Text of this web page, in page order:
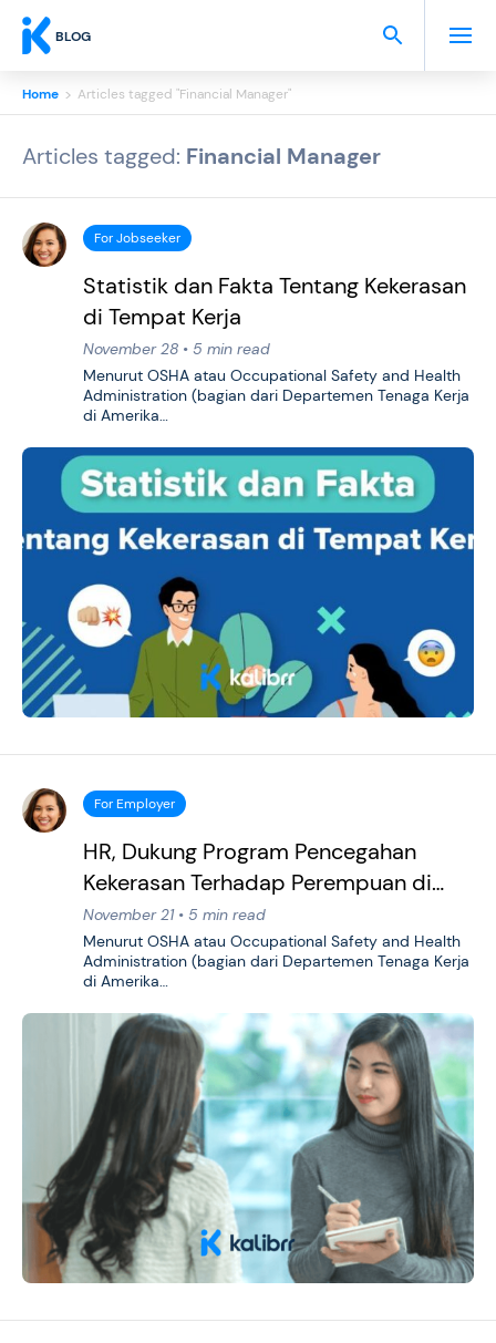
BLOG
Home > Articles tagged "Financial Manager"
Articles tagged: Financial Manager
For Jobseeker
Statistik dan Fakta Tentang Kekerasan
di Tempat Kerja
November 28 • 5 min read
Menurut OSHA atau Occupational Safety and Health
Administration (bagian dari Departemen Tenaga Kerja
di Amerika…
For Employer
HR, Dukung Program Pencegahan
Kekerasan Terhadap Perempuan di
Tempat Kerja
November 21 • 5 min read
Menurut OSHA atau Occupational Safety and Health
Administration (bagian dari Departemen Tenaga Kerja
di Amerika…